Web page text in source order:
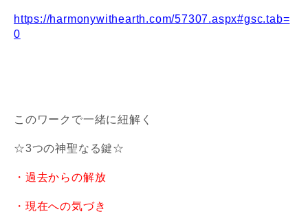
https://harmonywithearth.com/57307.aspx#gsc.tab=
0
このワークで一緒に紐解く
☆3つの神聖なる鍵☆
・過去からの解放
・現在への気づき